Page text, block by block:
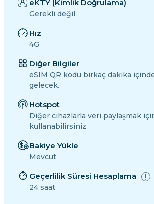
eKTY (Kimlik Doğrulama)
Gerekli değil
Hız
4G
Diğer Bilgiler
eSIM QR kodu birkaç dakika
gelecek.
Hotspot
Diğer cihazlarla veri paylaşmak
kullanabilirsiniz.
Bakiye Yükle
Mevcut
Geçerlilik Süresi Hesaplama
24 saat